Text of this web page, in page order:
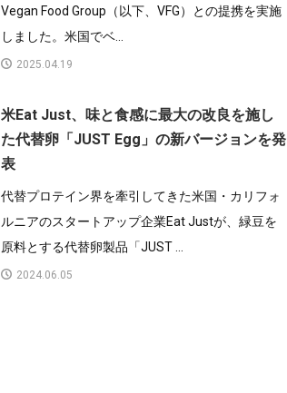
Vegan Food Group（以下、VFG）との提携を実施
しました。米国でベ...
2025.04.19
米Eat Just、味と食感に最大の改良を施し
た代替卵「JUST Egg」の新バージョンを発
表
代替プロテイン界を牽引してきた米国・カリフォ
ルニアのスタートアップ企業Eat Justが、緑豆を
原料とする代替卵製品「JUST ...
2024.06.05